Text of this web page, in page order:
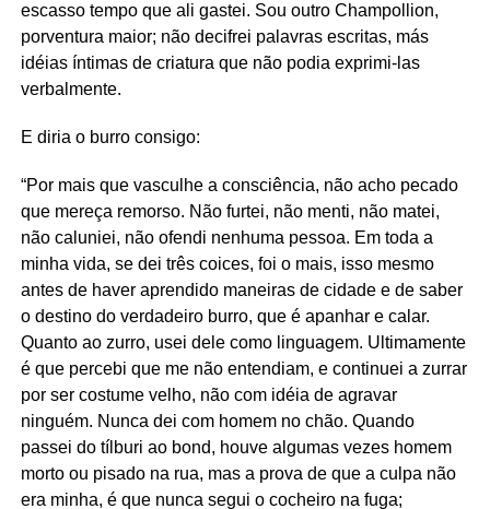
escasso tempo que ali gastei. Sou outro Champollion,
porventura maior; não decifrei palavras escritas, más
idéias íntimas de criatura que não podia exprimi-las
verbalmente.
E diria o burro consigo:
“Por mais que vasculhe a consciência, não acho pecado
que mereça remorso. Não furtei, não menti, não matei,
não caluniei, não ofendi nenhuma pessoa. Em toda a
minha vida, se dei três coices, foi o mais, isso mesmo
antes de haver aprendido maneiras de cidade e de saber
o destino do verdadeiro burro, que é apanhar e calar.
Quanto ao zurro, usei dele como linguagem. Ultimamente
é que percebi que me não entendiam, e continuei a zurrar
por ser costume velho, não com idéia de agravar
ninguém. Nunca dei com homem no chão. Quando
passei do tílburi ao bond, houve algumas vezes homem
morto ou pisado na rua, mas a prova de que a culpa não
era minha, é que nunca segui o cocheiro na fuga;